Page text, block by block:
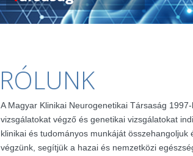
RÓLUNK
A Magyar Klinikai Neurogenetikai Társaság
vizsgálatokat végző és genetikai vizsgálatokat
klinikai és tudományos munkáját
végzünk, segítjük a hazai és nemzetközi